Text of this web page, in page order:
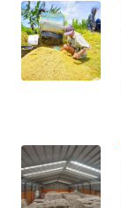
TEBING
TINGGI
WN
WN
KARAWANG